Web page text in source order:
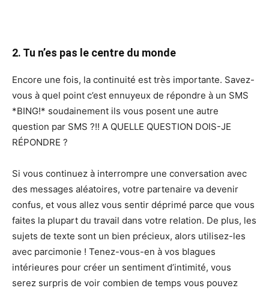
2. Tu n’es pas le centre du monde
Encore une fois, la continuité est très importante. Savez-
vous à quel point c’est ennuyeux de répondre à un SMS
*BING!* soudainement ils vous posent une autre
question par SMS ?!! A QUELLE QUESTION DOIS-JE
RÉPONDRE ?
Si vous continuez à interrompre une conversation avec
des messages aléatoires, votre partenaire va devenir
confus, et vous allez vous sentir déprimé parce que vous
faites la plupart du travail dans votre relation. De plus, les
sujets de texte sont un bien précieux, alors utilisez-les
avec parcimonie ! Tenez-vous-en à vos blagues
intérieures pour créer un sentiment d’intimité, vous
serez surpris de voir combien de temps vous pouvez